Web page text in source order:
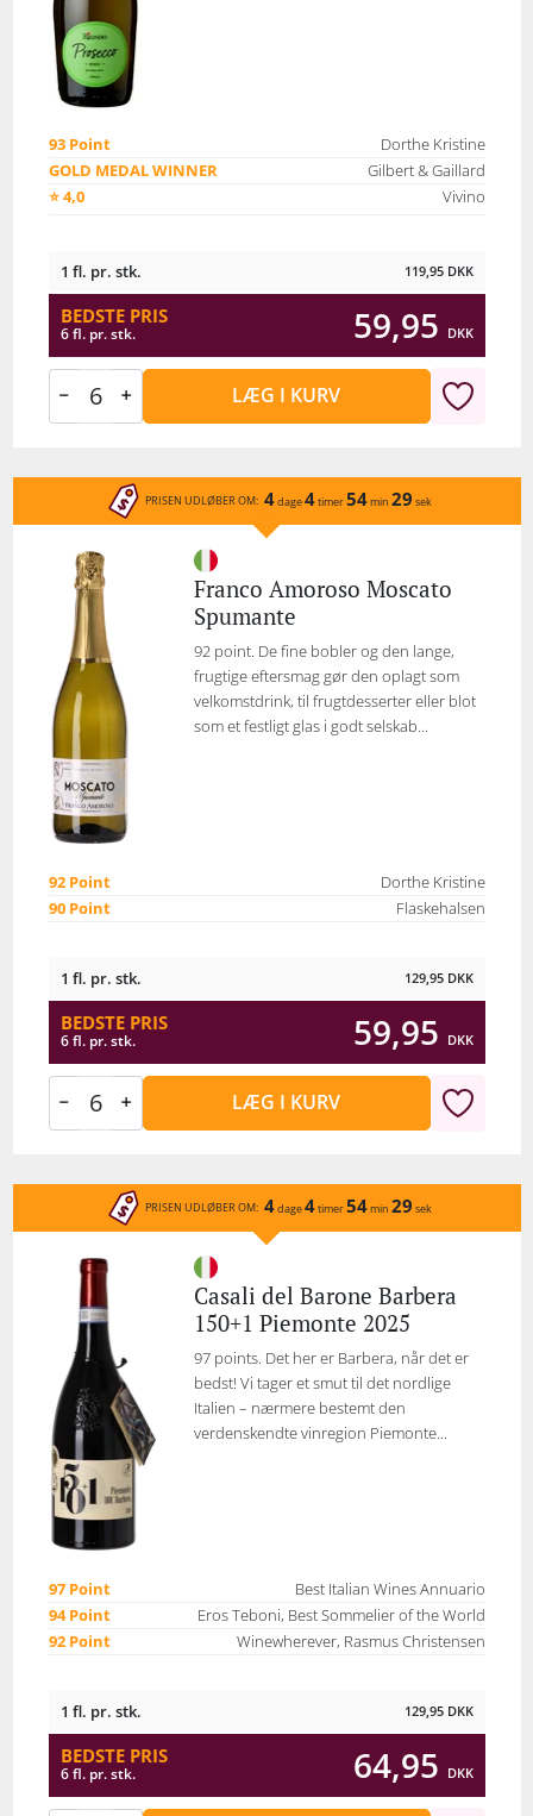
93 Point
Dorthe Kristine
GOLD MEDAL WINNER
Gilbert & Gaillard
⭐ 4,0
Vivino
1 fl. pr. stk. 119,95 DKK
BEDSTE PRIS
6 fl. pr. stk. 59,95 DKK
LÆG I KURV
PRISEN UDLØBER OM: 4dage4timer54min 29 sek
Franco Amoroso Moscato
Spumante
92 point. De fine bobler og den lange,
frugtige eftersmag gør den oplagt som
velkomstdrink, til frugtdesserter eller blot
som et festligt glas i godt selskab...
92 Point
Dorthe Kristine
90 Point
Flaskehalsen
1 fl. pr. stk. 129,95 DKK
BEDSTE PRIS
6 fl. pr. stk. 59,95 DKK
LÆG I KURV
PRISEN UDLØBER OM: 4dage4timer54min 29 sek
Casali del Barone Barbera
150+1 Piemonte 2025
97 points. Det her er Barbera, når det er
bedst! Vi tager et smut til det nordlige
Italien – nærmere bestemt den
verdenskendte vinregion Piemonte...
97 Point
Best Italian Wines Annuario
94 Point
Eros Teboni, Best Sommelier of the World
92 Point
Winewherever, Rasmus Christensen
1 fl. pr. stk. 129,95 DKK
BEDSTE PRIS
6 fl. pr. stk. 64,95 DKK